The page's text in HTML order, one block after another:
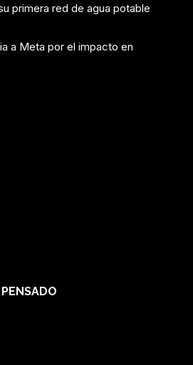
primera red de agua potable
a Meta por el impacto en